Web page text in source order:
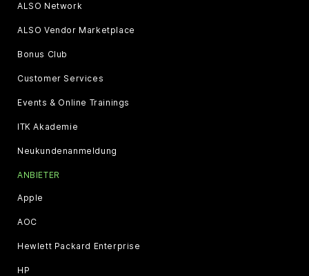
ALSO Network
ALSO Vendor Marketplace
Bonus Club
Customer Services
Events & Online Trainings
ITK Akademie
Neukundenanmeldung
ANBIETER
Apple
AOC
Hewlett Packard Enterprise
HP